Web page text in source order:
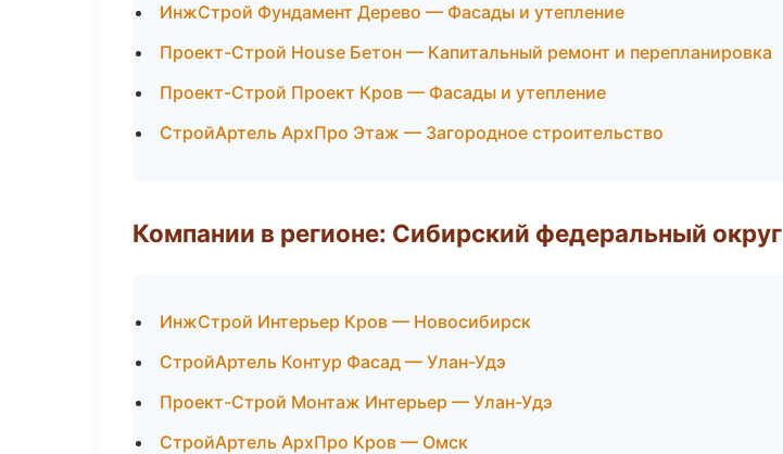
ИнжСтрой Фундамент Дерево — Фасады и утепление
Проект-Строй House Бетон — Капитальный ремонт и перепланировка
Проект-Строй Проект Кров — Фасады и утепление
СтройАртель АрхПро Этаж — Загородное строительство
Компании в регионе: Сибирский федеральный округ
ИнжСтрой Интерьер Кров — Новосибирск
СтройАртель Контур Фасад — Улан-Удэ
Проект-Строй Монтаж Интерьер — Улан-Удэ
СтройАртель АрхПро Кров — Омск